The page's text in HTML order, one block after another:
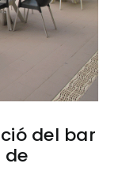
del bar
de